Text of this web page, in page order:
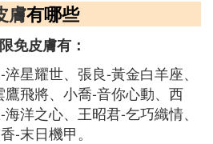
膚有哪些
免皮膚有：
星耀世、張良-黃金白羊座、
飛將、小喬-音你心動、西
洋之心、王昭君-乞巧織情、
-末日機甲。